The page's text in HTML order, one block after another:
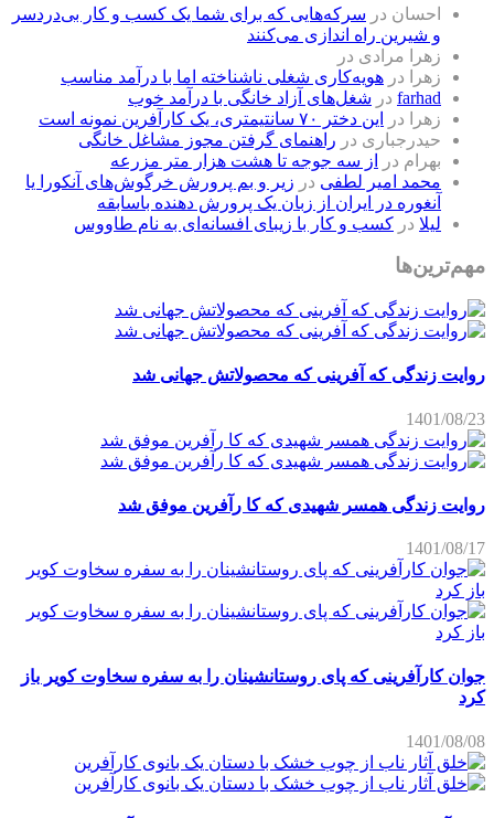
احسان در سرکه‌هایی که برای شما یک کسب و کار بی‌دردسر
و شیرین راه اندازی می‌کنند
زهرا مرادی در
زهرا
در هویه‌کاری شغلی ناشناخته اما با درآمد مناسب
farhad در شغل‌های آزاد خانگی با درآمد خوب
زهرا
در
این دختر ۷۰ سانتیمتری، یک کارآفرین نمونه است
حیدرجباری در راهنمای گرفتن مجوز مشاغل خانگی
بهرام در
از سه جوجه تا هشت هزار متر مزرعه
محمد امیر لطفی در زیر و بم پرورش خرگوش‌های آنکورا یا
آنغوره در ایران از زبان یک پرورش دهنده باسابقه
لیلا در کسب و کار با زیبای افسانه‌ای به نام طاووس
مهم‌ترین‌ها
روایت زندگی که آفرینی که محصولاتش جهانی شد
1401/08/23
روایت زندگی همسر شهیدی که کا رآفرین موفق شد
1401/08/17
جوان کارآفرینی که پای روستانشینان را به سفره سخاوت کویر باز
کرد
1401/08/08